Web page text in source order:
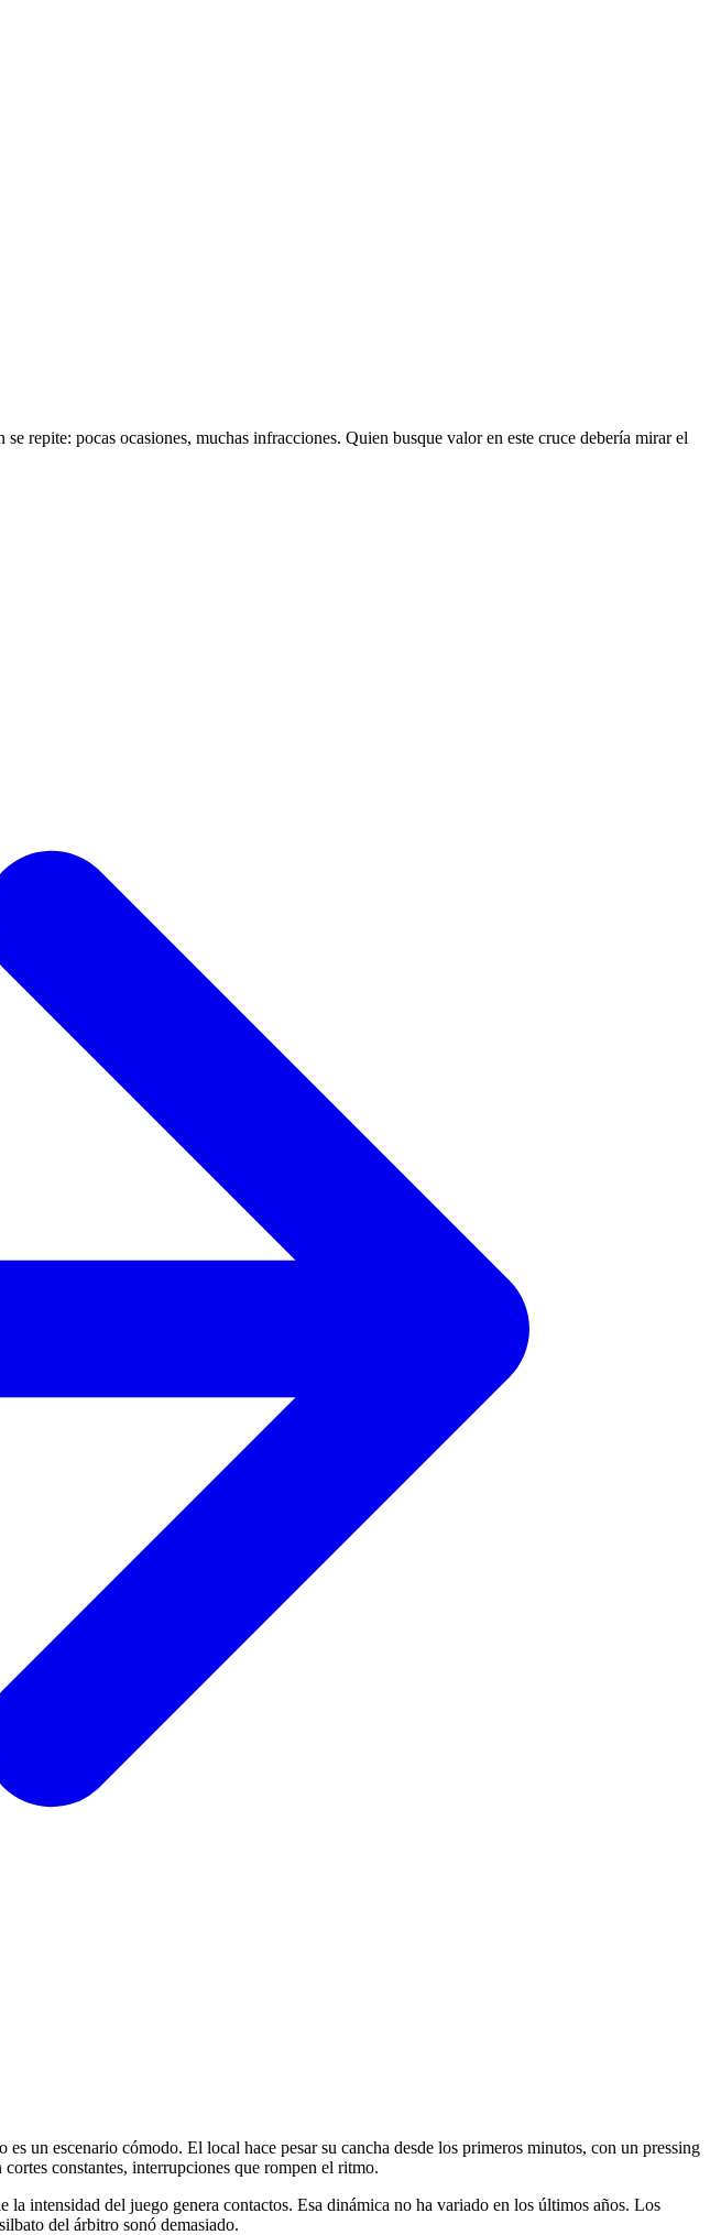
repite: pocas ocasiones, muchas infracciones. Quien busque valor en este cruce debería mirar el
un escenario cómodo. El local hace pesar su cancha desde los primeros minutos, con un pressing
constantes, interrupciones que rompen el ritmo.
intensidad del juego genera contactos. Esa dinámica no ha variado en los últimos años. Los
del árbitro sonó demasiado.